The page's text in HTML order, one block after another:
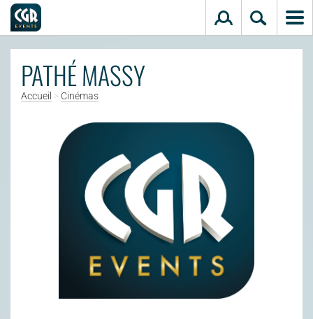
Aller au contenu principal
PATHÉ MASSY
Accueil > Cinémas